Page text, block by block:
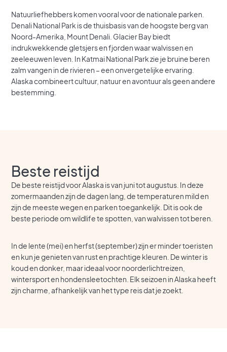
Natuurliefhebbers komen vooral voor de nationale parken.
Denali National Park is de thuisbasis van de hoogste berg van
Noord-Amerika, Mount Denali. Glacier Bay biedt
indrukwekkende gletsjers en fjorden waar walvissen en
zeeleeuwen leven. In Katmai National Park zie je bruine beren
zalm vangen in de rivieren – een onvergetelijke ervaring.
Alaska combineert cultuur, natuur en avontuur als geen andere
bestemming.
Beste reistijd
De beste reistijd voor Alaska is van juni tot augustus. In deze
zomermaanden zijn de dagen lang, de temperaturen mild en
zijn de meeste wegen en parken toegankelijk. Dit is ook de
beste periode om wildlife te spotten, van walvissen tot beren.
In de lente (mei) en herfst (september) zijn er minder toeristen
en kun je genieten van rust en prachtige kleuren. De winter is
koud en donker, maar ideaal voor noorderlichtreizen,
wintersport en hondensleetochten. Elk seizoen in Alaska heeft
zijn charme, afhankelijk van het type reis dat je zoekt.